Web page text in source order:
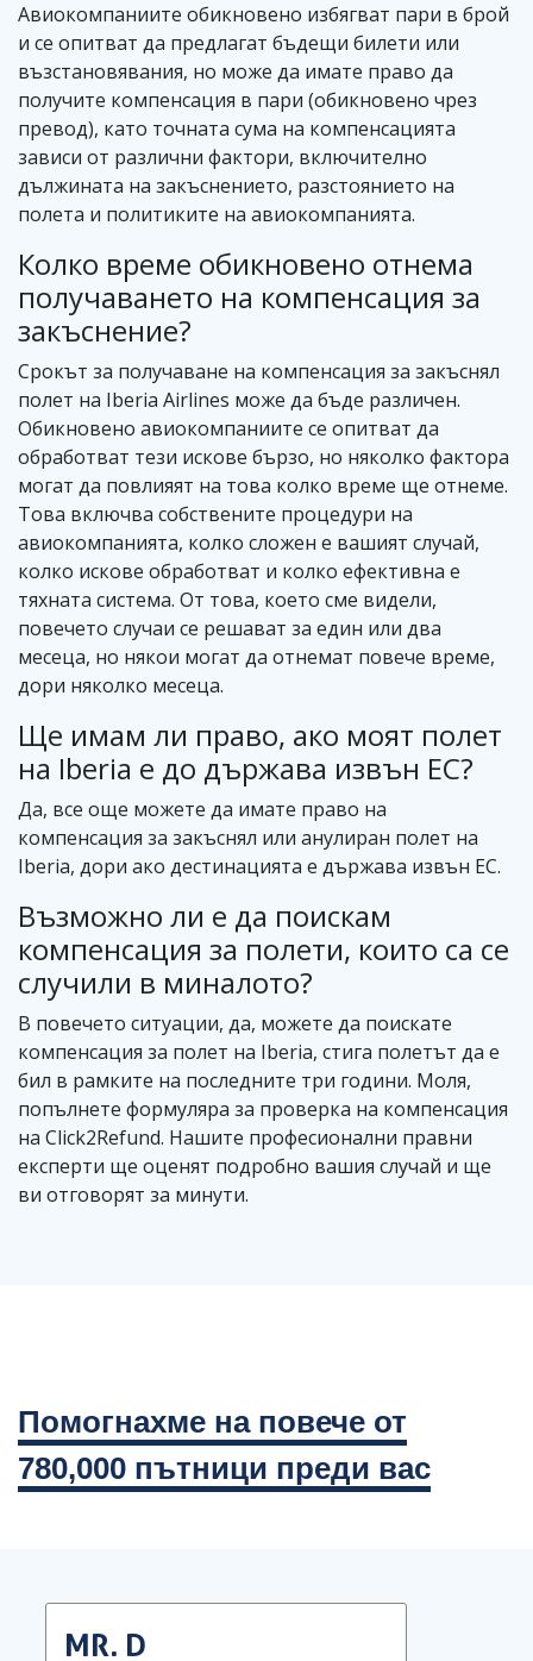
Авиокомпаниите обикновено избягват пари в брой
и се опитват да предлагат бъдещи билети или
възстановявания, но може да имате право да
получите компенсация в пари (обикновено чрез
превод), като точната сума на компенсацията
зависи от различни фактори, включително
дължината на закъснението, разстоянието на
полета и политиките на авиокомпанията.
Колко време обикновено отнема
получаването на компенсация за
закъснение?
Срокът за получаване на компенсация за закъснял
полет на Iberia Airlines може да бъде различен.
Обикновено авиокомпаниите се опитват да
обработват тези искове бързо, но няколко фактора
могат да повлияят на това колко време ще отнеме.
Това включва собствените процедури на
авиокомпанията, колко сложен е вашият случай,
колко искове обработват и колко ефективна е
тяхната система. От това, което сме видели,
повечето случаи се решават за един или два
месеца, но някои могат да отнемат повече време,
дори няколко месеца.
Ще имам ли право, ако моят полет
на Iberia е до държава извън ЕС?
Да, все още можете да имате право на
компенсация за закъснял или анулиран полет на
Iberia, дори ако дестинацията е държава извън ЕС.
Възможно ли е да поискам
компенсация за полети, които са се
случили в миналото?
В повечето ситуации, да, можете да поискате
компенсация за полет на Iberia, стига полетът да е
бил в рамките на последните три години. Моля,
попълнете формуляра за проверка на компенсация
на Click2Refund. Нашите професионални правни
експерти ще оценят подробно вашия случай и ще
ви отговорят за минути.
Помогнахме на повече от
780,000 пътници преди вас
MR. D